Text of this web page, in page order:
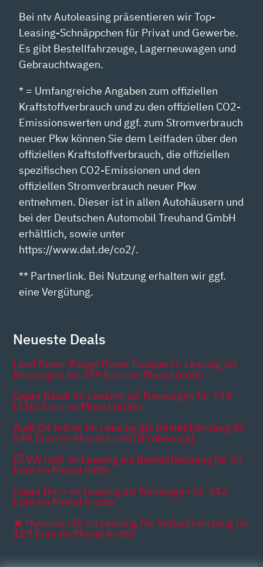
Bei ntv Autoleasing präsentieren wir Top-
Leasing-Schnäppchen für Privat und Gewerbe.
Es gibt Bestellfahrzeuge, Lagerneuwagen und
Gebrauchtwagen.
* = Umfangreiche Angaben zum offiziellen
Kraftstoffverbrauch und zu den offiziellen CO2-
Emissionswerten und ggf. zum Stromverbrauch
neuer Pkw können Sie dem Leitfaden über den
offiziellen Kraftstoffverbrauch, die offiziellen
spezifischen CO2-Emissionen und den
offiziellen Stromverbrauch neuer Pkw
entnehmen. Dieser ist in allen Autohäusern und
bei der Deutschen Automobil Treuhand GmbH
erhältlich, sowie unter
https://www.dat.de/co2/.
** Partnerlink. Bei Nutzung erhalten wir ggf.
eine Vergütung.
Neueste Deals
Land Rover Range Rover Evoque im Leasing als
Neuwagen für 399 Euro im Monat brutto
Cupra Raval im Leasing als Neuwagen für 149
[316] Euro im Monat brutto
Audi Q4 e-tron im Leasing als Bestellfahrzeug für
549 Euro im Monat brutto [Eroberung]
💥 VW Golf im Leasing als Bestellfahrzeug für 87
Euro im Monat netto
Cupra Born im Leasing als Neuwagen für 342
Euro im Monat brutto
🔥 Hyundai i20 im Leasing Als Vorlauffahrzeug für
129 Euro im Monat brutto